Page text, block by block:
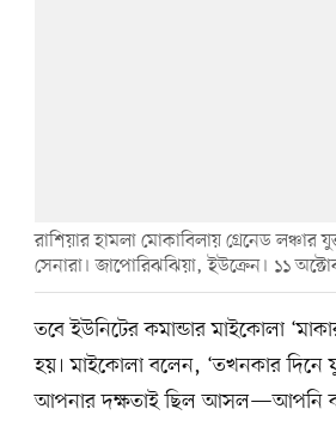
রাশিয়ার হামলা মোকাবিলায় গ্রেনেড
সেনারা। জাপোরিঝঝিয়া, ইউক্রেন। ১১
তবে ইউনিটের কমান্ডার মাইকোলা
হয়। মাইকোলা বলেন, ‘তখনকার দিনে
আপনার দক্ষতাই ছিল আসল—আপনি